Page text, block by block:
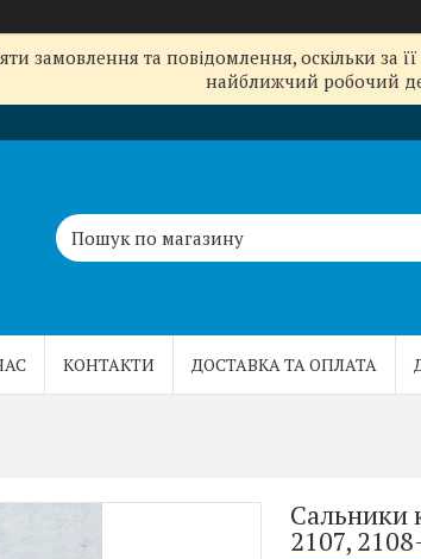
замовлення та повідомлення, оскільки за
найближчий робочий
КОНТАКТИ ДОСТАВКА ТА ОПЛАТА
Сальники
2107,